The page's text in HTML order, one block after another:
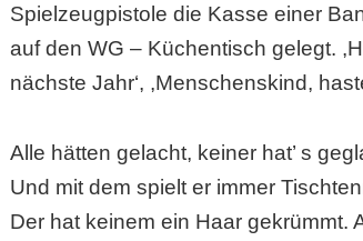
Spielzeugpistole die Kasse einer
auf den WG – Küchentisch gelegt.
nächste Jahr‘, ,Menschenskind,
Alle hätten gelacht, keiner hat’ s
Und mit dem spielt er immer
Der hat keinem ein Haar gekrümmt.